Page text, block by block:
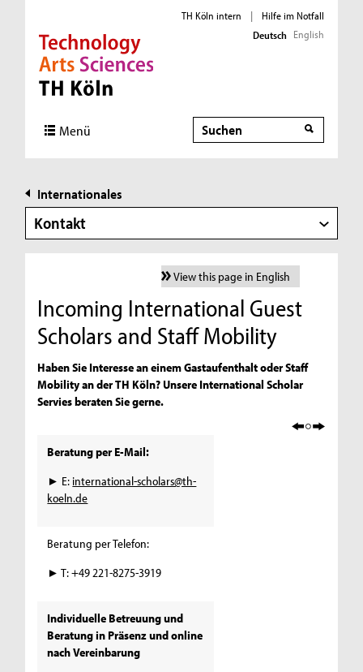
Direkt zur Hauptnavigation
Direkt zur Subnavigation
Direkt zum Inhalt
Direkt zum Fußbereich
TH Köln intern |
Hilfe im Notfall
Deutsch English
Menü Suche
Internationales
Kontakt
View this page in English
Incoming International Guest
Scholars and Staff Mobility
Haben Sie Interesse an einem Gastaufenthalt oder Staff
Mobility an der TH Köln? Unsere International Scholar
Servies beraten Sie gerne.
Beratung per E-Mail:
► E: international-scholars@th-
koeln.de
Beratung per Telefon:
► T: +49 221-8275-3919
Individuelle Betreuung und
Beratung in Präsenz und online
nach Vereinbarung